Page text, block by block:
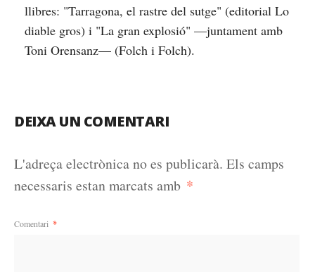
llibres: "Tarragona, el rastre del sutge" (editorial Lo
diable gros) i "La gran explosió" —juntament amb
Toni Orensanz— (Folch i Folch).
DEIXA UN COMENTARI
L'adreça electrònica no es publicarà. Els camps
necessaris estan marcats amb *
Comentari *